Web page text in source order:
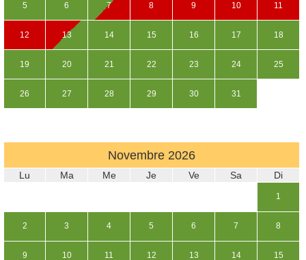
5 6 7 8 9 10 11
12 13 14 15 16 17 18
19 20 21 22 23 24 25
26 27 28 29 30 31
Novembre 2026
Lu Ma Me Je Ve Sa Di
1
2 3 4 5 6 7 8
9 10 11 12 13 14 15